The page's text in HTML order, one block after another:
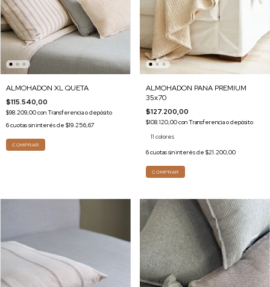
ALMOHADON XL QUETA
$115.540,00
$98.209,00conTransferencia o depósito
6cuotas sin interés de $19.256,67
COMPRAR
ALMOHADON PANA PREMIUM
35x70
$127.200,00
$108.120,00conTransferencia o depósito
11 colores
6cuotas sin interés de $21.200,00
COMPRAR